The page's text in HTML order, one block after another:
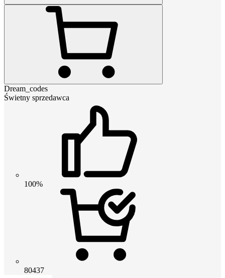
Dream_codes
Świetny sprzedawca
100%
80437